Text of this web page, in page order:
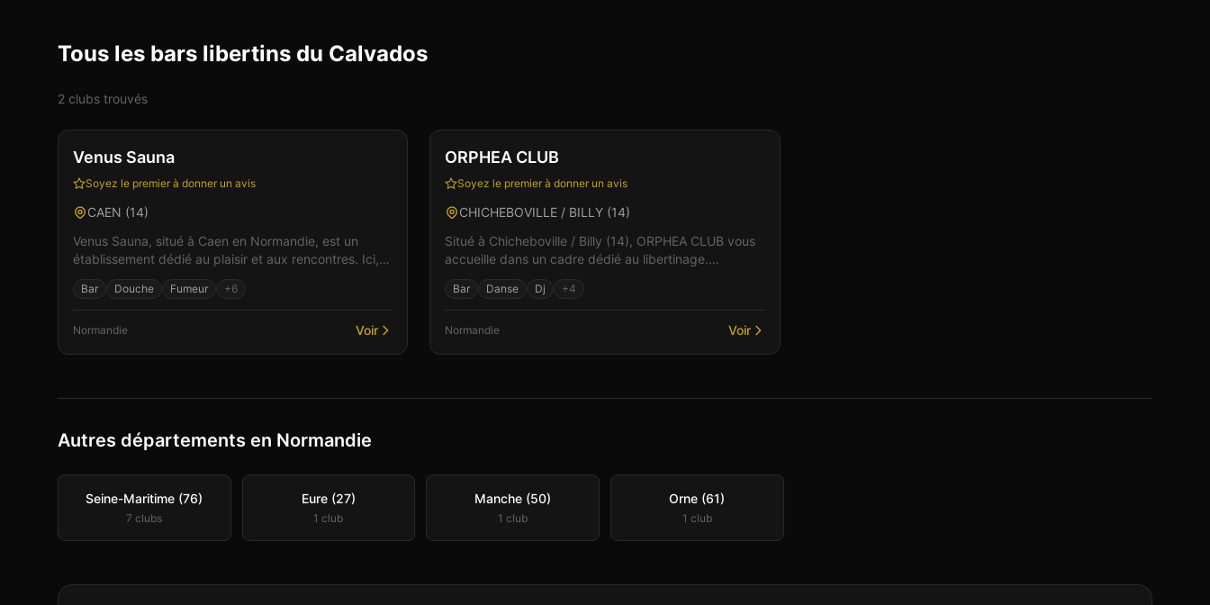
Tous les bars libertins du Calvados
2 clubs trouvés
Venus Sauna
Soyez le premier à donner un avis
CAEN (14)
Venus Sauna, situé à Caen en Normandie, est un
établissement dédié au plaisir et aux rencontres. Ici,
renco...
Bar Douche Fumeur +6
Normandie Voir
ORPHEA CLUB
Soyez le premier à donner un avis
CHICHEBOVILLE / BILLY (14)
Situé à Chicheboville / Billy (14), ORPHEA CLUB vous
accueille dans un cadre dédié au libertinage.
convi...
Bar Danse Dj +4
Normandie Voir
Autres départements en Normandie
Seine-Maritime (76)
7 clubs
Eure (27)
1 club
Manche (50)
1 club
Orne (61)
1 club